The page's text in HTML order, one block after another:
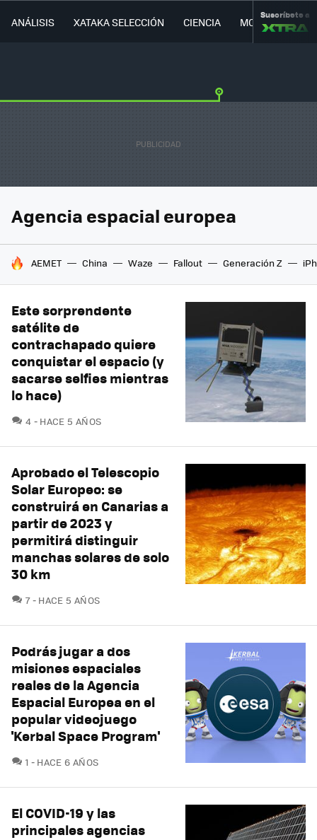
ANÁLISIS XATAKA SELECCIÓN CIENCIA MOVILIDAD
Suscríbete a
Agencia espacial europea
HOY SE HABLA DE
AEMET China Waze Fallout Generación Z
Este sorprendente
satélite de
contrachapado quiere
conquistar el espacio (y
sacarse selfies mientras
lo hace)
4 COMENTARIOS
HACE 5 AÑOS
Aprobado el Telescopio
Solar Europeo: se
construirá en Canarias a
partir de 2023 y
permitirá distinguir
manchas solares de solo
30 km
7COMENTARIOS
HACE 5 AÑOS
Podrás jugar a dos
misiones espaciales
reales de la Agencia
Espacial Europea en el
popular videojuego
'Kerbal Space Program'
1 COMENTARIOS
HACE 6 AÑOS
El COVID-19 y las
principales agencias